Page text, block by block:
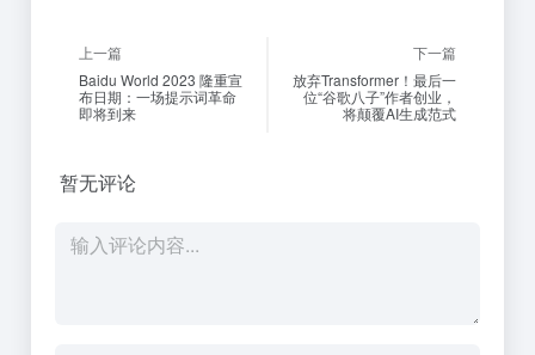
上一篇
Baidu World 2023 隆重宣
布日期：一场提示词革命
即将到来
下一篇
放弃Transformer！最后一
位“谷歌八子”作者创业，
将颠覆AI生成范式
暂无评论